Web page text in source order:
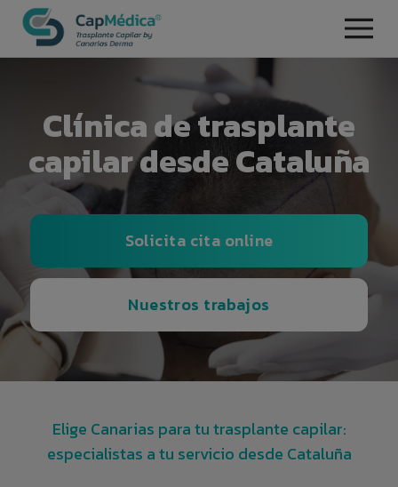
Clínica de trasplante
capilar desde Cataluña
Solicita cita online
Nuestros trabajos
Elige Canarias para tu trasplante capilar:
especialistas a tu servicio desde Cataluña